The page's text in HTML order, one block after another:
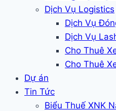
Dịch Vụ Logistics
Dịch Vụ
Dịch Vụ
Cho Thuê
Cho Thuê
Dự án
Tin Tức
Biểu Thuế XNK